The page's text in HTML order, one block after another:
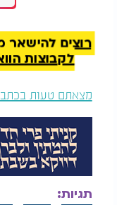
רוצים להישאר
לקבוצות
מצאתם טעות
תגיות: